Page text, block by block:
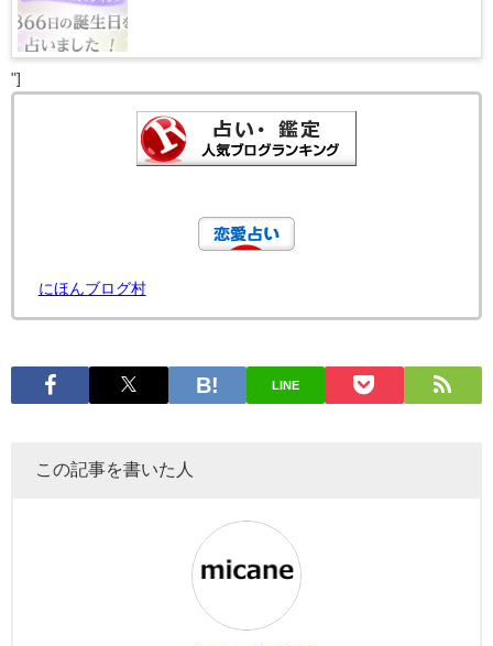
"]
にほんブログ村
LINE
この記事を書いた人